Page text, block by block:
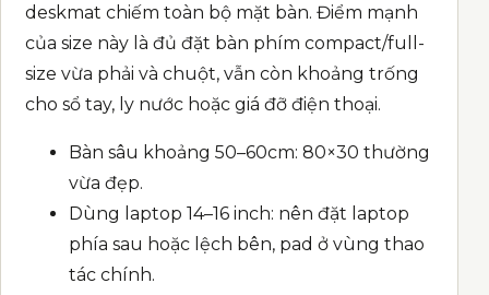
deskmat chiếm toàn bộ mặt bàn. Điểm mạnh
của size này là đủ đặt bàn phím compact/full-
size vừa phải và chuột, vẫn còn khoảng trống
cho sổ tay, ly nước hoặc giá đỡ điện thoại.
Bàn sâu khoảng 50–60cm: 80×30 thường
vừa đẹp.
Dùng laptop 14–16 inch: nên đặt laptop
phía sau hoặc lệch bên, pad ở vùng thao
tác chính.